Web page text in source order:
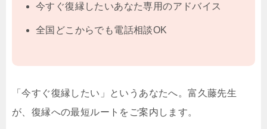
今すぐ復縁したいあなた専用のアドバイス
全国どこからでも電話相談OK
「今すぐ復縁したい」というあなたへ。富久藤先生
が、復縁への最短ルートをご案内します。